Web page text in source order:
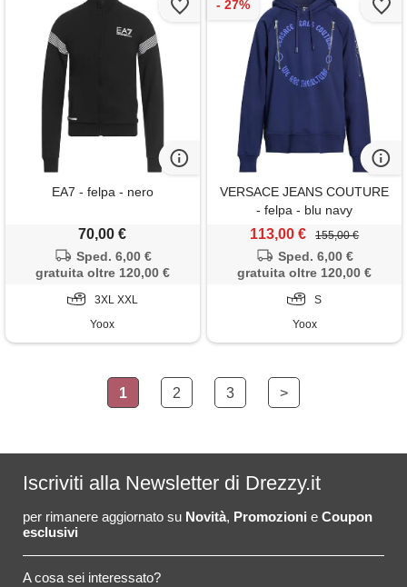
EA7 - felpa - nero
70,00 €
Sped. 6,00 €
gratuita oltre 120,00 €
3XL XXL
Yoox
VERSACE JEANS COUTURE
- felpa - blu navy
113,00 € 155,00 €
Sped. 6,00 €
gratuita oltre 120,00 €
S
Yoox
1 2 3 >
Iscriviti alla Newsletter di Drezzy.it
per rimanere aggiornato su Novità, Promozioni e Coupon
esclusivi
A cosa sei interessato?